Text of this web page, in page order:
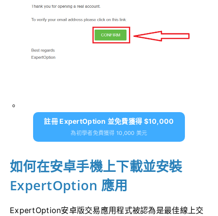
。
註冊 ExpertOption 並免費獲得 $10,000
為初學者免費獲得 10,000 美元
如何在安卓手機上下載並安裝
ExpertOption 應用
ExpertOption安卓版交易應用程式被認為是最佳線上交